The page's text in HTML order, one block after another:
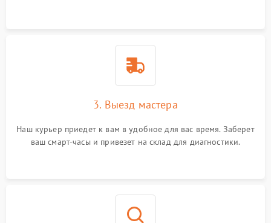
3. Выезд мастера
Наш курьер приедет к вам в удобное для вас время. Заберет
ваш смарт-часы и привезет на склад для диагностики.